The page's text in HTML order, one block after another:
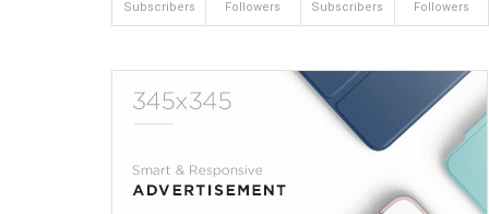
Followers
Subscribers
Followers
Subscribers